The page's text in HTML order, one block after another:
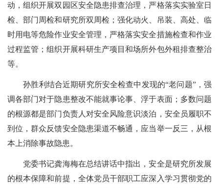
动，组织开展双园区安全隐患排查治理，严格落实实验室日
检、部门周检和研究所双周检；强化动火、吊装、高处、临
时用电等危险作业安全管理，严格落实安全措施检查和作业
过程监管；组织开展科研生产项目和场所外包外租排查整治
等。
孙胜利结合近期研究所安全检查中发现的“老问题”，强
调各部门对于隐患整改不能就事论事、浮于表面；多数问题
的根源都是部门负责人对安全风险意识淡泊，安全员履职不
到位，群众反馈安全隐患渠道不畅通，应当举一反三，从根
本上消除事故隐患。
党委书记龚海梅在总结讲话中指出，安全是研究所发展
的根本保障和前提，全体党员干部职工应深入学习贯彻党的